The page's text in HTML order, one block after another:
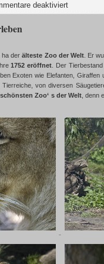
deaktiviert
ha derälteste Zoo der Welt. Er
1752 eröffnet . Der
Exoten wie Elefanten,
von diversen
schönsten Zoo‘ s der Welt, denn